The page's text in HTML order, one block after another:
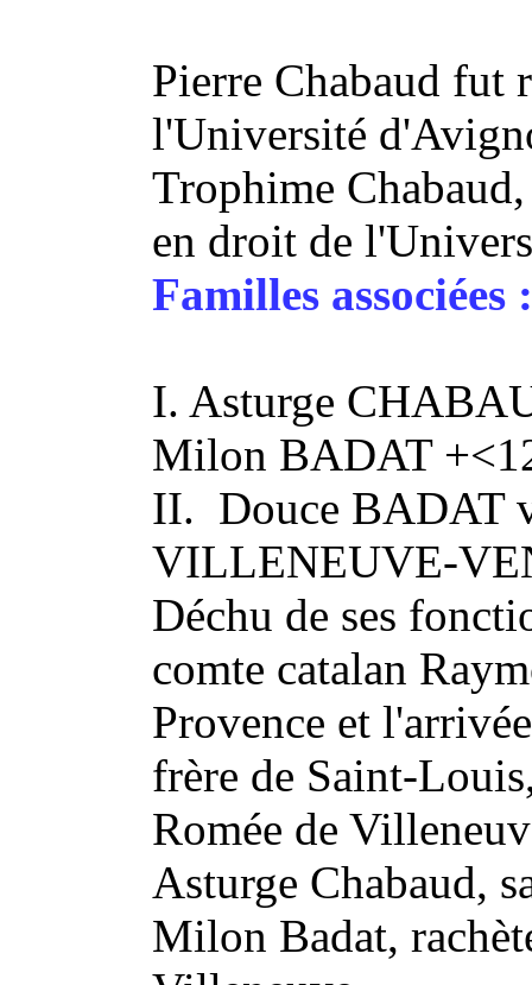
Pierre Chabaud fut
l'Université
Trophime
en droit de
Familles associées :
I. Asturge
Milon BADAT
II. Douce BADAT
VILLENEUVE-
Déchu de ses
comte catalan
Provence et
frère de Saint-
Romée de
Asturge Chabaud,
Milon Badat,